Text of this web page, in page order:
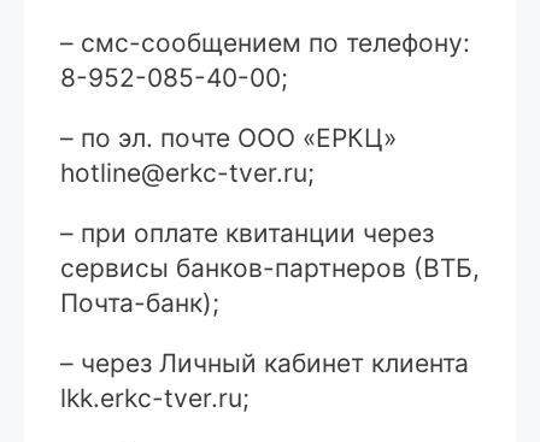
– смс-сообщением по телефону:
8-952-085-40-00;
– по эл. почте ООО «ЕРКЦ»
hotline@erkc-tver.ru;
– при оплате квитанции через
сервисы банков-партнеров (ВТБ,
Почта-банк);
– через Личный кабинет клиента
lkk.erkc-tver.ru;